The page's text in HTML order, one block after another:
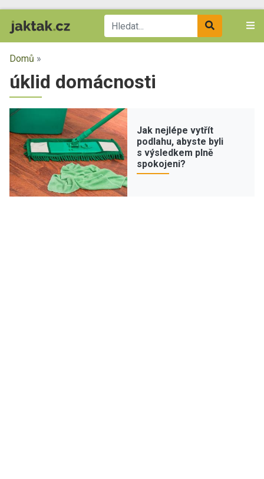
Domů »
úklid domácnosti
Jak nejlépe vytřít
podlahu, abyste byli
s výsledkem plně
spokojeni?